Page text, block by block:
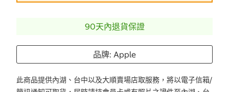
90天內退貨保證
品牌: Apple
此商品提供內湖、台中以及大順賣場店取服務，將以電子信箱/